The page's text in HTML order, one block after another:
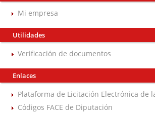
Mi empresa
Utilidades
Verificación de documentos
Enlaces
Plataforma de Licitación Electrónica de
Códigos FACE de Diputación